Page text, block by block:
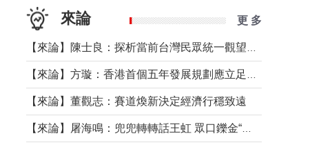
來論 更 多
【來論】董觀志：賽道煥新決定經濟行穩致遠